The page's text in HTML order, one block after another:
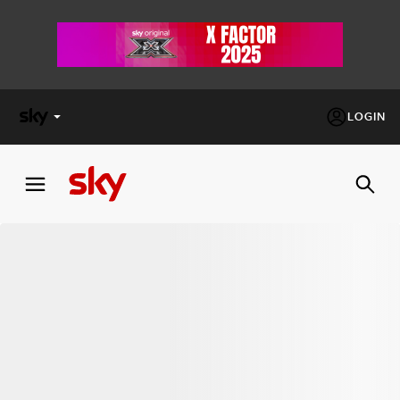
LOGIN
FACTOR